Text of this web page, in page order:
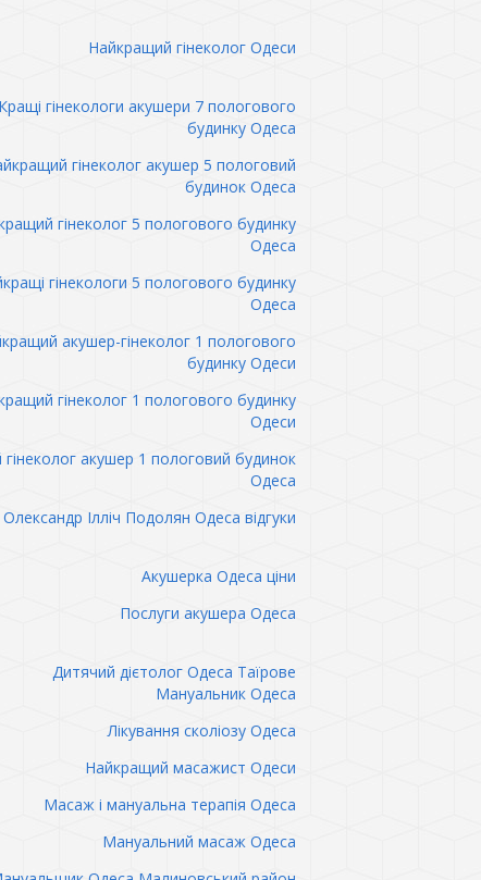
Найкращий гінеколог Одеси
Кращі гінекологи акушери 7 пологового
будинку Одеса
гінеколог акушер 5 пологовий
будинок Одеса
гінеколог 5 пологового будинку
Одеса
гінекологи 5 пологового будинку
Одеса
акушер-гінеколог 1 пологового
будинку Одеси
гінеколог 1 пологового будинку
Одеси
акушер 1 пологовий будинок
Одеса
Олександр Ілліч Подолян Одеса відгуки
Акушерка Одеса ціни
Послуги акушера Одеса
Дитячий дієтолог Одеса Таїрове
Мануальник Одеса
Лікування сколіозу Одеса
Найкращий масажист Одеси
Масаж і мануальна терапія Одеса
Мануальний масаж Одеса